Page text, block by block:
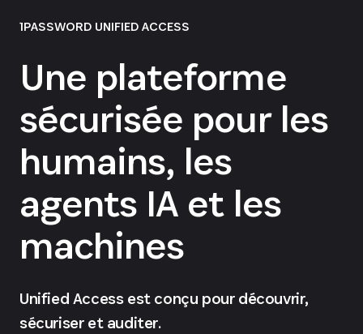
1PASSWORD UNIFIED ACCESS
Une plateforme
sécurisée pour les
humains, les
agents IA et les
machines
Unified Access est conçu pour découvrir,
sécuriser et auditer.